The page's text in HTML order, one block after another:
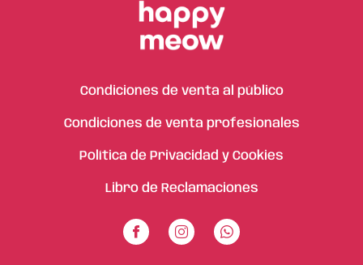
Condiciones de venta al público
Condiciones de venta profesionales
Política de Privacidad y Cookies
Libro de Reclamaciones